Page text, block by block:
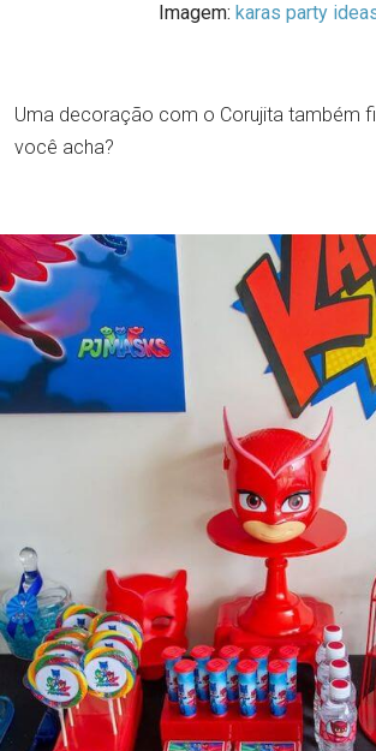
Imagem: karas party
Uma decoração com o Corujita também
você acha?